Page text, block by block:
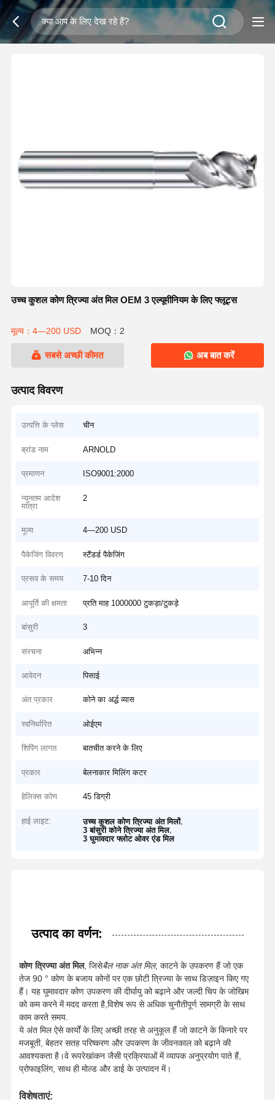
उच्च कुशल कोण त्रिज्या अंत मिल OEM 3 एल्यूमीनियम के लिए फ्लूट्स
मूल्य：4—200 USD MOQ：2
सबसे अच्छी कीमत अब बात करें
उत्पाद विवरण
उत्पत्ति के प्लेस चीन
ब्रांड नाम ARNOLD
प्रमाणन ISO9001:2000
न्यूनतम आदेश
मात्रा
2
मूल्य 4—200 USD
पैकेजिंग विवरण स्टैंडर्ड पैकेजिंग
प्रसव के समय 7-10 दिन
आपूर्ति की क्षमता प्रति माह 1000000 टुकड़ा/टुकड़े
बांसुरी 3
संरचना अभिन्न
आवेदन पिसाई
अंत प्रकार कोने का अर्द्ध व्यास
स्वनिर्धारित ओईएम
शिपिंग लागत बातचीत करने के लिए
प्रकार बेलनाकार मिलिंग कटर
हेलिक्स कोण 45 डिग्री
हाई लाइट: उच्च कुशल कोण त्रिज्या अंत मिलों,
3 बांसुरी कोने त्रिज्या अंत मिल,
3 घुमावदार फ्लोट ओवर एंड मिल
उत्पाद का वर्णन:
कोण त्रिज्या अंत मिल, जिसेबैल नाक अंत मिल, काटने के उपकरण हैं जो एक
तेज 90 ° कोण के बजाय कोनों पर एक छोटी त्रिज्या के साथ डिज़ाइन किए गए
हैं। यह घुमावदार कोण उपकरण की दीर्घायु को बढ़ाने और जल्दी चिप के जोखिम
को कम करने में मदद करता है,विशेष रूप से अधिक चुनौतीपूर्ण सामग्री के साथ
काम करते समय.
ये अंत मिल ऐसे कार्यों के लिए अच्छी तरह से अनुकूल हैं जो काटने के किनारे पर
मजबूती, बेहतर सतह परिष्करण और उपकरण के जीवनकाल को बढ़ाने की
आवश्यकता है।वे रूपरेखांकन जैसी प्रक्रियाओं में व्यापक अनुप्रयोग पाते हैं,
प्रोफाइलिंग, साथ ही मोल्ड और डाई के उत्पादन में।
विशेषताएं: